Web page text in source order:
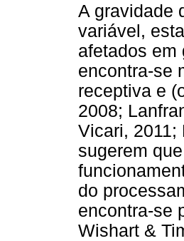
A gravidade
variável,
afetados em
encontra-se
receptiva e
2008;
Vicari, 2011;
sugerem
do
encontra-se
Wishart &